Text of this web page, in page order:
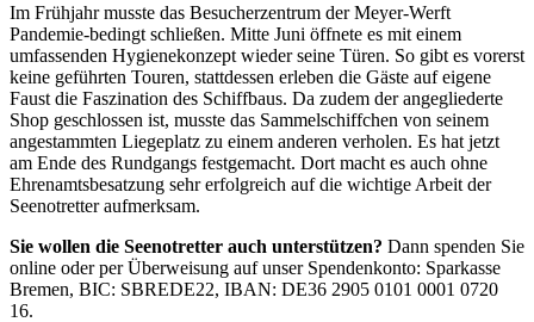
Im Frühjahr musste das Besucherzentrum der Meyer-Werft
Pandemie-bedingt schließen. Mitte Juni öffnete es mit einem
umfassenden Hygienekonzept wieder seine Türen. So gibt es vorerst
keine geführten Touren, stattdessen erleben die Gäste auf eigene
Faust die Faszination des Schiffbaus. Da zudem der angegliederte
Shop geschlossen ist, musste das Sammelschiffchen von seinem
angestammten Liegeplatz zu einem anderen verholen. Es hat jetzt
am Ende des Rundgangs festgemacht. Dort macht es auch ohne
Ehrenamtsbesatzung sehr erfolgreich auf die wichtige Arbeit der
Seenotretter aufmerksam.
Sie wollen die Seenotretter auch unterstützen? Dann spenden Sie
online oder per Überweisung auf unser Spendenkonto: Sparkasse
Bremen, BIC: SBREDE22, IBAN: DE36 2905 0101 0001 0720
16.